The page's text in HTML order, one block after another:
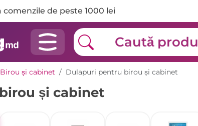
comenzile de peste 1000 lei
Birou și cabinet Dulapuri pentru birou și cabinet
și cabinet